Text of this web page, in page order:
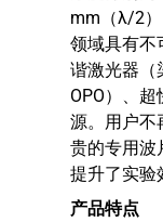
mm（λ/2
领域具有不
谐激光器（
OPO）、
源。用户不
贵的专用波
提升了实验
产品特点